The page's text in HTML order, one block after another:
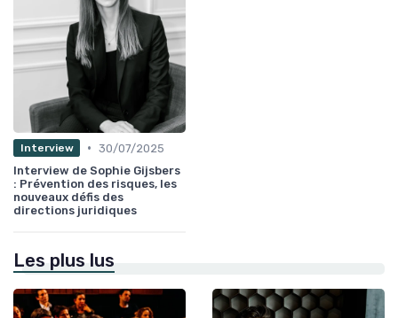
Interview • 30/07/2025
Interview de Sophie Gijsbers
: Prévention des risques, les
nouveaux défis des
directions juridiques
Les plus lus